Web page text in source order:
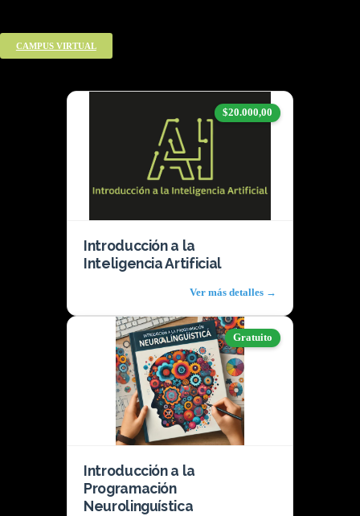
CAMPUS VIRTUAL
Cursos disponibles
$20.000,00
Introducción a la
Inteligencia Artificial
Ver más detalles →
Gratuito
Introducción a la
Programación
Neurolinguística